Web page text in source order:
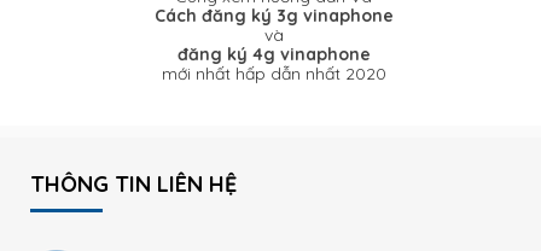
Cách đăng ký 3g vinaphone
và
đăng ký 4g vinaphone
mới nhất hấp dẫn nhất 2020
THÔNG TIN LIÊN HỆ